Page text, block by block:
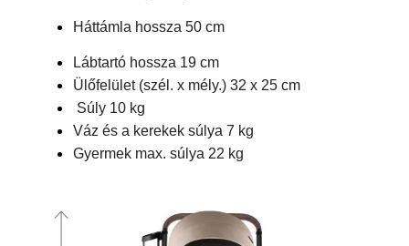
Háttámla hossza 50 cm
Lábtartó hossza 19 cm
Ülőfelület (szél. x mély.) 32 x 25 cm
Súly 10 kg
Váz és a kerekek súlya 7 kg
Gyermek max. súlya 22 kg